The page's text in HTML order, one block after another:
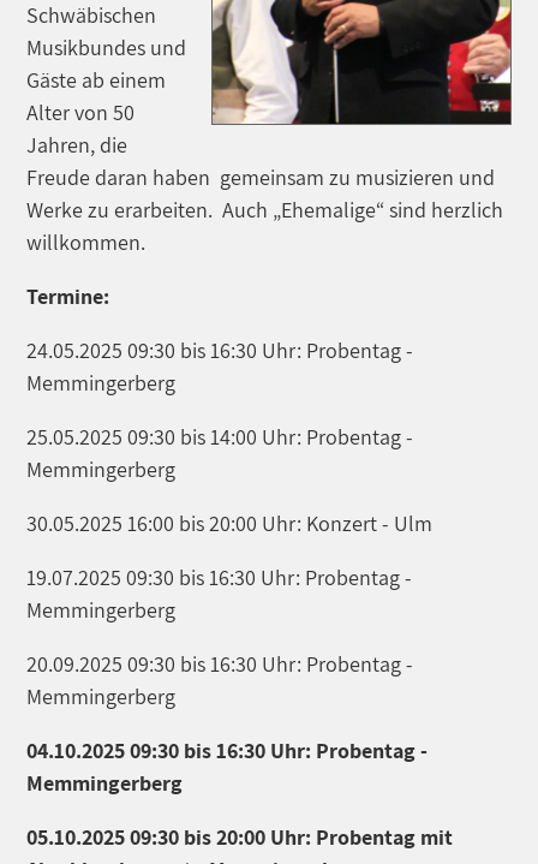
Schwäbischen
Musikbundes und
Gäste ab einem
Alter von 50
Jahren, die
Freude daran haben gemeinsam zu musizieren und
Werke zu erarbeiten. Auch „Ehemalige“ sind herzlich
willkommen.
Termine:
24.05.2025 09:30 bis 16:30 Uhr: Probentag -
Memmingerberg
25.05.2025 09:30 bis 14:00 Uhr: Probentag -
Memmingerberg
30.05.2025 16:00 bis 20:00 Uhr: Konzert - Ulm
19.07.2025 09:30 bis 16:30 Uhr: Probentag -
Memmingerberg
20.09.2025 09:30 bis 16:30 Uhr: Probentag -
Memmingerberg
04.10.2025 09:30 bis 16:30 Uhr: Probentag -
Memmingerberg
05.10.2025 09:30 bis 20:00 Uhr: Probentag mit